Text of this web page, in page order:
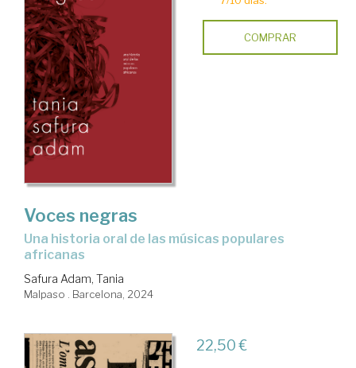
COMPRAR
Voces negras
una historia oral de las músicas populares
africanas
Safura Adam, Tania
Malpaso . Barcelona, 2024
22,50 €